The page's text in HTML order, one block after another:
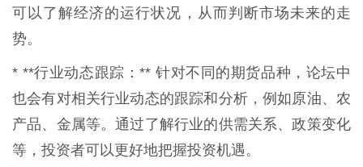
可以了解经济的运行状况，从而判断市场未来的走
势。
* **行业动态跟踪：** 针对不同的期货品种，论坛中
也会有对相关行业动态的跟踪和分析，例如原油、农
产品、金属等。通过了解行业的供需关系、政策变化
等，投资者可以更好地把握投资机遇。